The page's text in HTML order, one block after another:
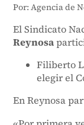
Por: Agencia de
El Sindicato
Reynosa
Filiberto
elegir el
En Reynosa